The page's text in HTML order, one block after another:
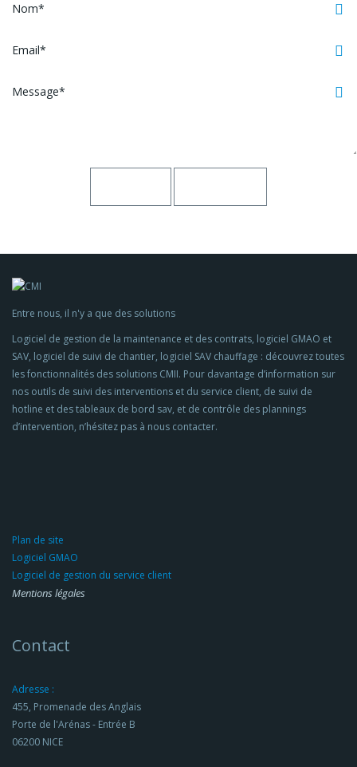
Entre nous, il n'y a que des solutions
Logiciel de gestion de la maintenance et des contrats, logiciel GMAO et
SAV, logiciel de suivi de chantier, logiciel SAV chauffage : découvrez toutes
les fonctionnalités des solutions CMII. Pour davantage d’information sur
nos outils de suivi des interventions et du service client, de suivi de
hotline et des tableaux de bord sav, et de contrôle des plannings
d’intervention, n’hésitez pas à nous contacter.
Plan de site
Logiciel GMAO
Logiciel de gestion du service client
Mentions légales
Contact
Adresse :
455, Promenade des Anglais
Porte de l'Arénas - Entrée B
06200 NICE